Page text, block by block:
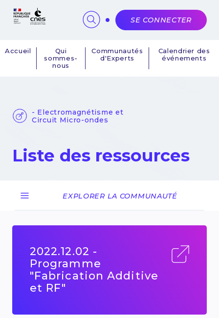
Navigation
Accueil
Qui
sommes-
nous
Communautés
d'Experts
Calendrier des
événements
SE CONNECTER
- Electromagnétisme et
Circuit Micro-ondes
Liste des ressources
EXPLORER LA COMMUNAUTÉ
2022.12.02 -
Programme
"Fabrication Additive
et RF"